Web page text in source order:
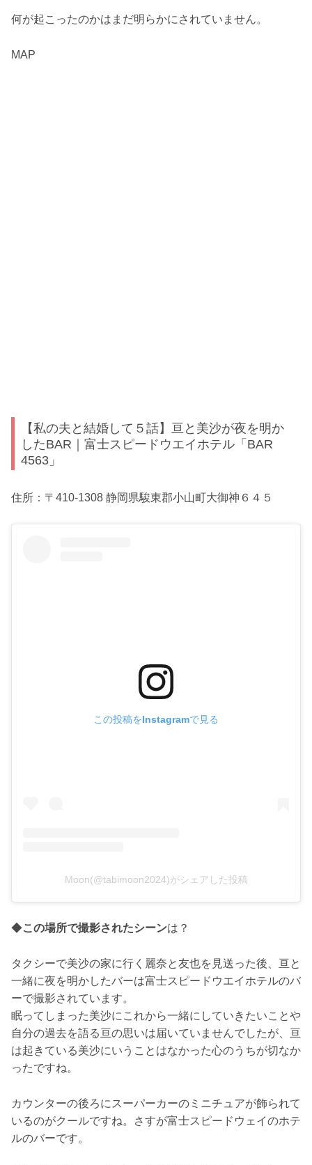
何が起こったのかはまだ明らかにされていません。
MAP
【私の夫と結婚して５話】亘と美沙が夜を明か
したBAR｜富士スピードウエイホテル「BAR
4563」
住所：〒410-1308 静岡県駿東郡小山町大御神６４５
この投稿をInstagramで見る
Moon(@tabimoon2024)がシェアした投稿
◆この場所で撮影されたシーンは？
タクシーで美沙の家に行く麗奈と友也を見送った後、亘と
一緒に夜を明かしたバーは富士スピードウエイホテルのバ
ーで撮影されています。
眠ってしまった美沙にこれから一緒にしていきたいことや
自分の過去を語る亘の思いは届いていませんでしたが、亘
は起きている美沙にいうことはなかった心のうちが切なか
ったですね。
カウンターの後ろにスーパーカーのミニチュアが飾られて
いるのがクールですね。さすが富士スピードウェイのホテ
ルのバーです。